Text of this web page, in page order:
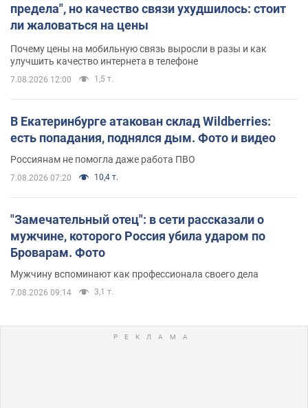
предела", но качество связи ухудшилось: стоит
ли жаловаться на цены
Почему цены на мобильную связь выросли в разы и как
улучшить качество интернета в телефоне
7.08.2026 12:00 1,5 т.
В Екатеринбурге атакован склад Wildberries:
есть попадания, поднялся дым. Фото и видео
Россиянам не помогла даже работа ПВО
7.08.2026 07:20 10,4 т.
"Замечательный отец": в сети рассказали о
мужчине, которого Россия убила ударом по
Броварам. Фото
Мужчину вспоминают как профессионала своего дела
7.08.2026 09:14 3,1 т.